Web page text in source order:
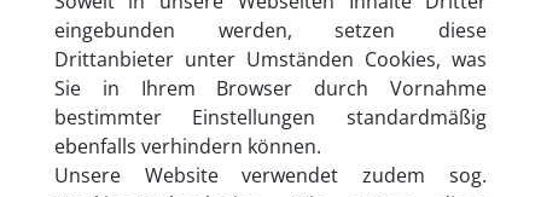
eingebunden werden, setzen diese
Drittanbieter unter Umständen Cookies, was
Sie in Ihrem Browser durch Vornahme
bestimmter Einstellungen standardmäßig
ebenfalls verhindern können.
Unsere Website verwendet zudem sog.